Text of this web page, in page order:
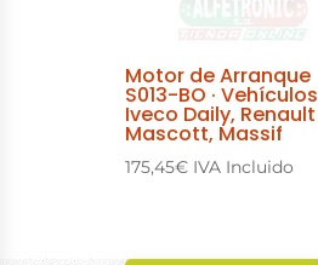
Motor de Arranque
S013-BO · Vehículos
Iveco Daily, Renault
Mascott, Massif
175,45€ IVA Incluido